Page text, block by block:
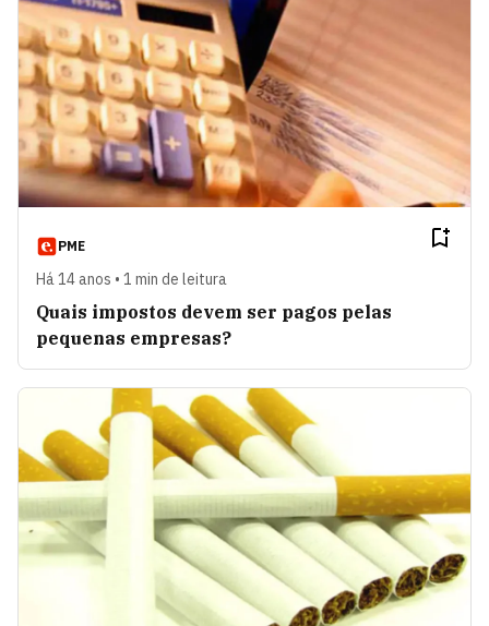
PME
Há 14 anos • 1 min de leitura
Quais impostos devem ser pagos pelas
pequenas empresas?